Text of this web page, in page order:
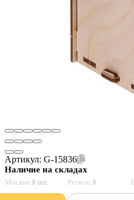
Артикул: G-15836
Наличие на складах
Москва:0 шт. Регион:0